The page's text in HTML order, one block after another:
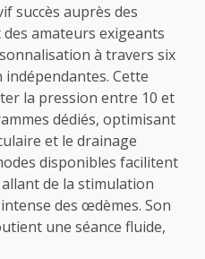
succès auprès des
amateurs exigeants
à travers six
Cette
la pression entre 10 et
dédiés, optimisant
et le drainage
disponibles facilitent
de la stimulation
des œdèmes. Son
une séance fluide,